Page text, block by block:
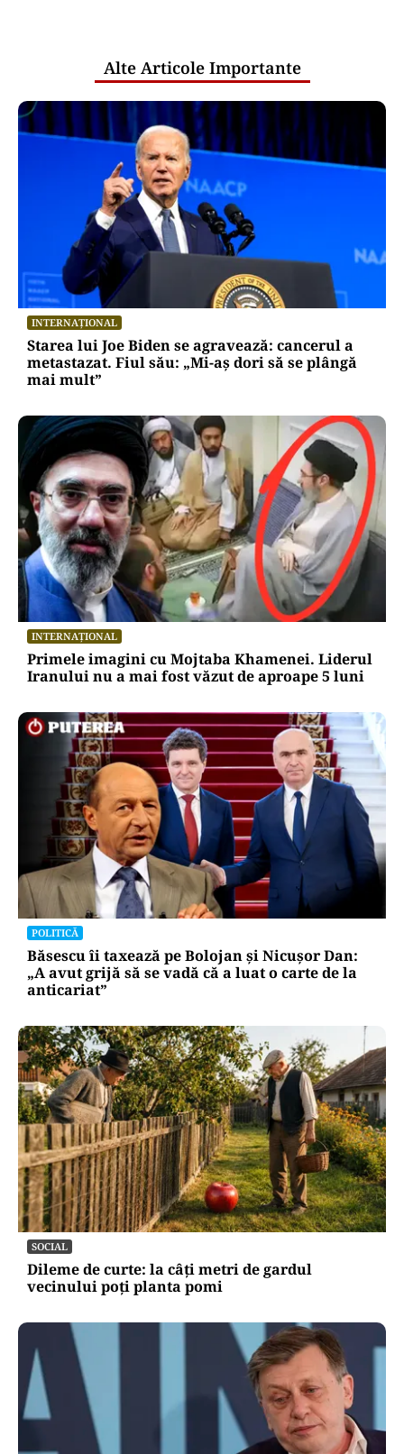
Alte Articole Importante
INTERNAȚIONAL
Starea lui Joe Biden se agravează: cancerul a
metastazat. Fiul său: „Mi-aș dori să se plângă
mai mult”
INTERNAȚIONAL
Primele imagini cu Mojtaba Khamenei. Liderul
Iranului nu a mai fost văzut de aproape 5 luni
POLITICĂ
Băsescu îi taxează pe Bolojan și Nicușor Dan:
„A avut grijă să se vadă că a luat o carte de la
anticariat”
SOCIAL
Dileme de curte: la câți metri de gardul
vecinului poți planta pomi